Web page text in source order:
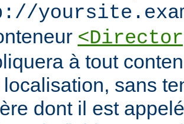
à tout
localisation, sans
dont il est